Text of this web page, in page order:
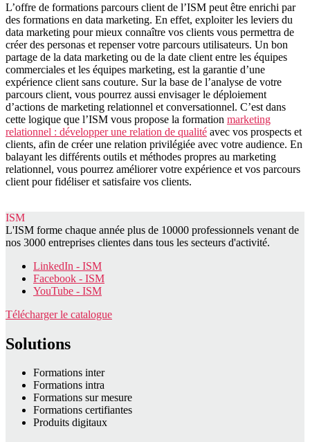
L’offre de formations parcours client de l’ISM peut être enrichi par
des formations en data marketing. En effet, exploiter les leviers du
data marketing pour mieux connaître vos clients vous permettra de
créer des personas et repenser votre parcours utilisateurs. Un bon
partage de la data marketing ou de la date client entre les équipes
commerciales et les équipes marketing, est la garantie d’une
expérience client sans couture. Sur la base de l’analyse de votre
parcours client, vous pourrez aussi envisager le déploiement
d’actions de marketing relationnel et conversationnel. C’est dans
cette logique que l’ISM vous propose la formation marketing
relationnel : développer une relation de qualité avec vos prospects et
clients, afin de créer une relation privilégiée avec votre audience. En
balayant les différents outils et méthodes propres au marketing
relationnel, vous pourrez améliorer votre expérience et vos parcours
client pour fidéliser et satisfaire vos clients.
ISM
L'ISM forme chaque année plus de 10000 professionnels venant de
nos 3000 entreprises clientes dans tous les secteurs d'activité.
LinkedIn - ISM
Facebook - ISM
YouTube - ISM
Télécharger le catalogue
Solutions
Formations inter
Formations intra
Formations sur mesure
Formations certifiantes
Produits digitaux